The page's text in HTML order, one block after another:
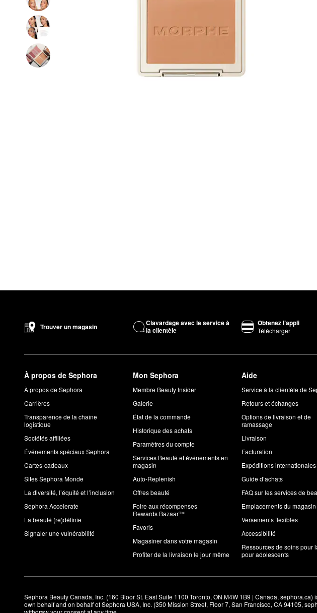
Trouver un magasin
Clavardage avec le service à
la clientèle
Obtenez l’appli
Télécharger
À propos de Sephora
À propos de Sephora
Carrières
Transparence de la chaîne
logistique
Sociétés affiliées
Événements spéciaux Sephora
Cartes-cadeaux
Sites Sephora Monde
La diversité, l’équité et l’inclusion
Sephora Accelerate
La beauté (re)définie
Signaler une vulnérabilité
Mon Sephora
Membre Beauty Insider
Galerie
État de la commande
Historique des achats
Paramètres du compte
Services Beauté et événements en
magasin
Auto-Replenish
Offres beauté
Foire aux récompenses
Rewards Bazaar™
Favoris
Magasiner dans votre magasin
Profiter de la livraison le jour même
Aide
Service à la clientèle de
Retours et échanges
Options de livraison et de
ramassage
Livraison
Facturation
Expéditions internationales
Guide d’achats
FAQ sur les services de
Emplacements du magasin
Versements flexibles
Accessibilité
Ressources de soins pour
pour adolescents
Sephora Beauty Canada, Inc. (160 Bloor St. East Suite 1100 Toronto, ON M4W 1B9 | Canada, sephora.ca)
own behalf and on behalf of Sephora USA, Inc. (350 Mission Street, Floor 7, San Francisco, CA 94105,